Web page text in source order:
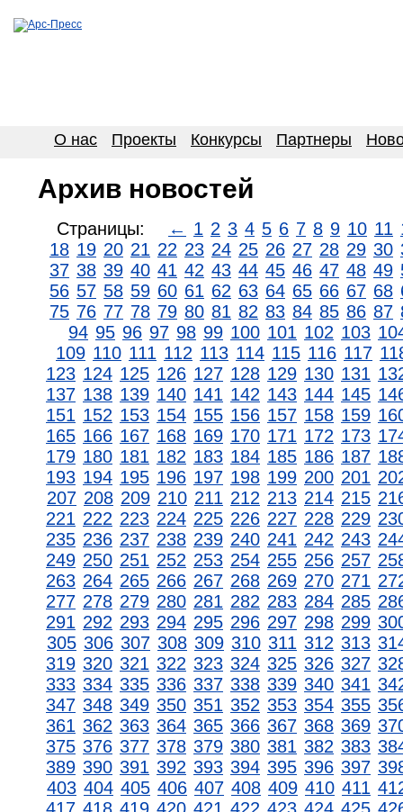
О нас Проекты Конкурсы Партнеры
Архив новостей
Страницы: ← 1 2 3 4 5 6 7 8 9 10 11
18 19 20 21 22 23 24 25 26 27 28 29 30
37 38 39 40 41 42 43 44 45 46 47 48 49
56 57 58 59 60 61 62 63 64 65 66 67 68
75 76 77 78 79 80 81 82 83 84 85 86 87
94 95 96 97 98 99 100 101 102 103
109 110 111 112 113 114 115 116 117
123 124 125 126 127 128 129 130 131
137 138 139 140 141 142 143 144 145
151 152 153 154 155 156 157 158 159
165 166 167 168 169 170 171 172 173
179 180 181 182 183 184 185 186 187
193 194 195 196 197 198 199 200 201
207 208 209 210 211 212 213 214 215
221 222 223 224 225 226 227 228 229
235 236 237 238 239 240 241 242 243
249 250 251 252 253 254 255 256 257
263 264 265 266 267 268 269 270 271
277 278 279 280 281 282 283 284 285
291 292 293 294 295 296 297 298 299
305 306 307 308 309 310 311 312 313
319 320 321 322 323 324 325 326 327
333 334 335 336 337 338 339 340 341
347 348 349 350 351 352 353 354 355
361 362 363 364 365 366 367 368 369
375 376 377 378 379 380 381 382 383
389 390 391 392 393 394 395 396 397
403 404 405 406 407 408 409 410 411